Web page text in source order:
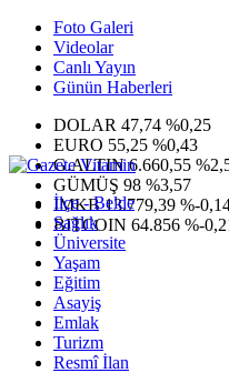
Foto Galeri
Videolar
Canlı Yayın
Günün Haberleri
DOLAR 47,74 %0,25
EURO 55,25 %0,43
G.ALTIN6.660,55
GÜMÜŞ 98 %3,57
IMKB13.779,39 %-
BITCOIN 64.856 %-
İlçe - Belde
Sağlık
Üniversite
Yaşam
Eğitim
Asayiş
Emlak
Turizm
Resmî İlan